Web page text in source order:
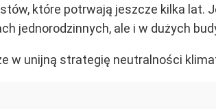
które potrwają jeszcze kilka lat.
jednorodzinnych, ale i w dużych
w unijną strategię neutralności